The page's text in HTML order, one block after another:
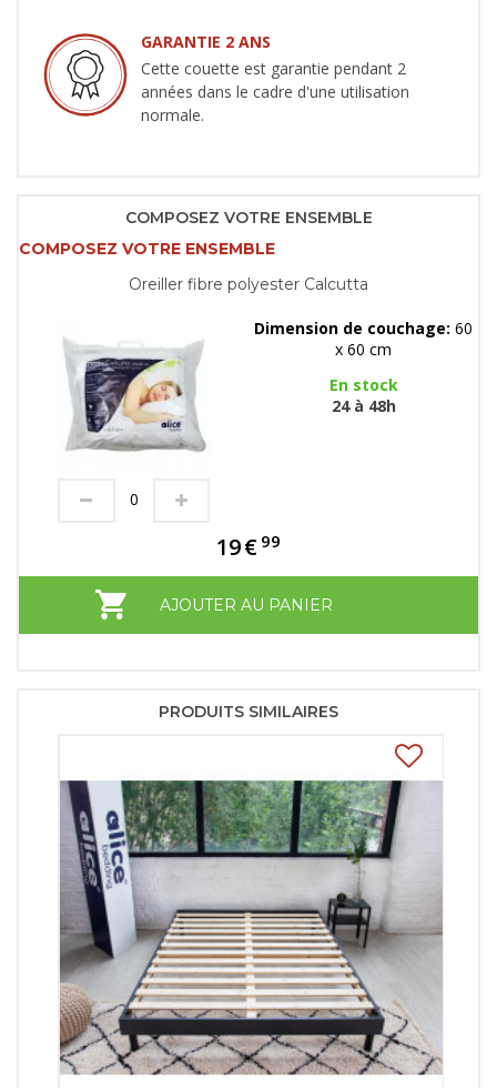
GARANTIE 2 ANS
Cette couette est garantie pendant 2
années dans le cadre d'une utilisation
normale.
COMPOSEZ VOTRE ENSEMBLE
COMPOSEZ VOTRE ENSEMBLE
Oreiller fibre polyester Calcutta
Dimension de couchage: 60
x 60 cm
En stock
24 à 48h
19€ 99
AJOUTER AU PANIER
PRODUITS SIMILAIRES